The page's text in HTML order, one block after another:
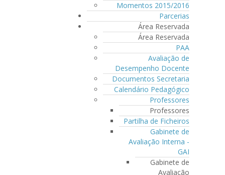
Momentos 2015/2016
Parcerias
Área Reservada
Área Reservada
PAA
Avaliação de
Desempenho Docente
Documentos Secretaria
Calendário Pedagógico
Professores
Professores
Partilha de Ficheiros
Gabinete de
Avaliação Interna -
GAI
Gabinete de
Avaliação